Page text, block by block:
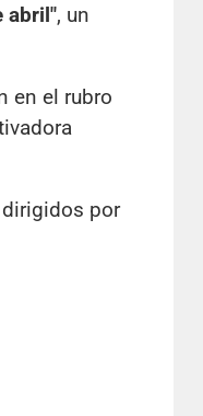
abril", un
en el rubro
dirigidos por